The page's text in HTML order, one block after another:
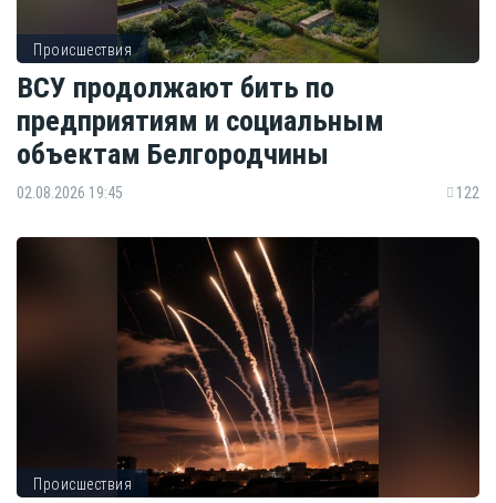
Происшествия
ВСУ продолжают бить по
предприятиям и социальным
объектам Белгородчины
02.08.2026 19:45 122
Происшествия